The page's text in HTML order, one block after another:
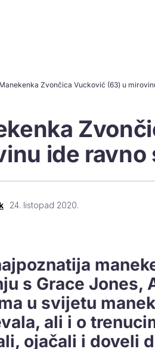
ide ravno
24. listopad 2020.
s Grace Jones,
u svijetu
ali i o
ojačali i doveli